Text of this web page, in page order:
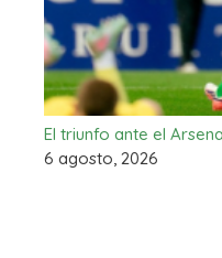
El triunfo ante el
6 agosto, 2026